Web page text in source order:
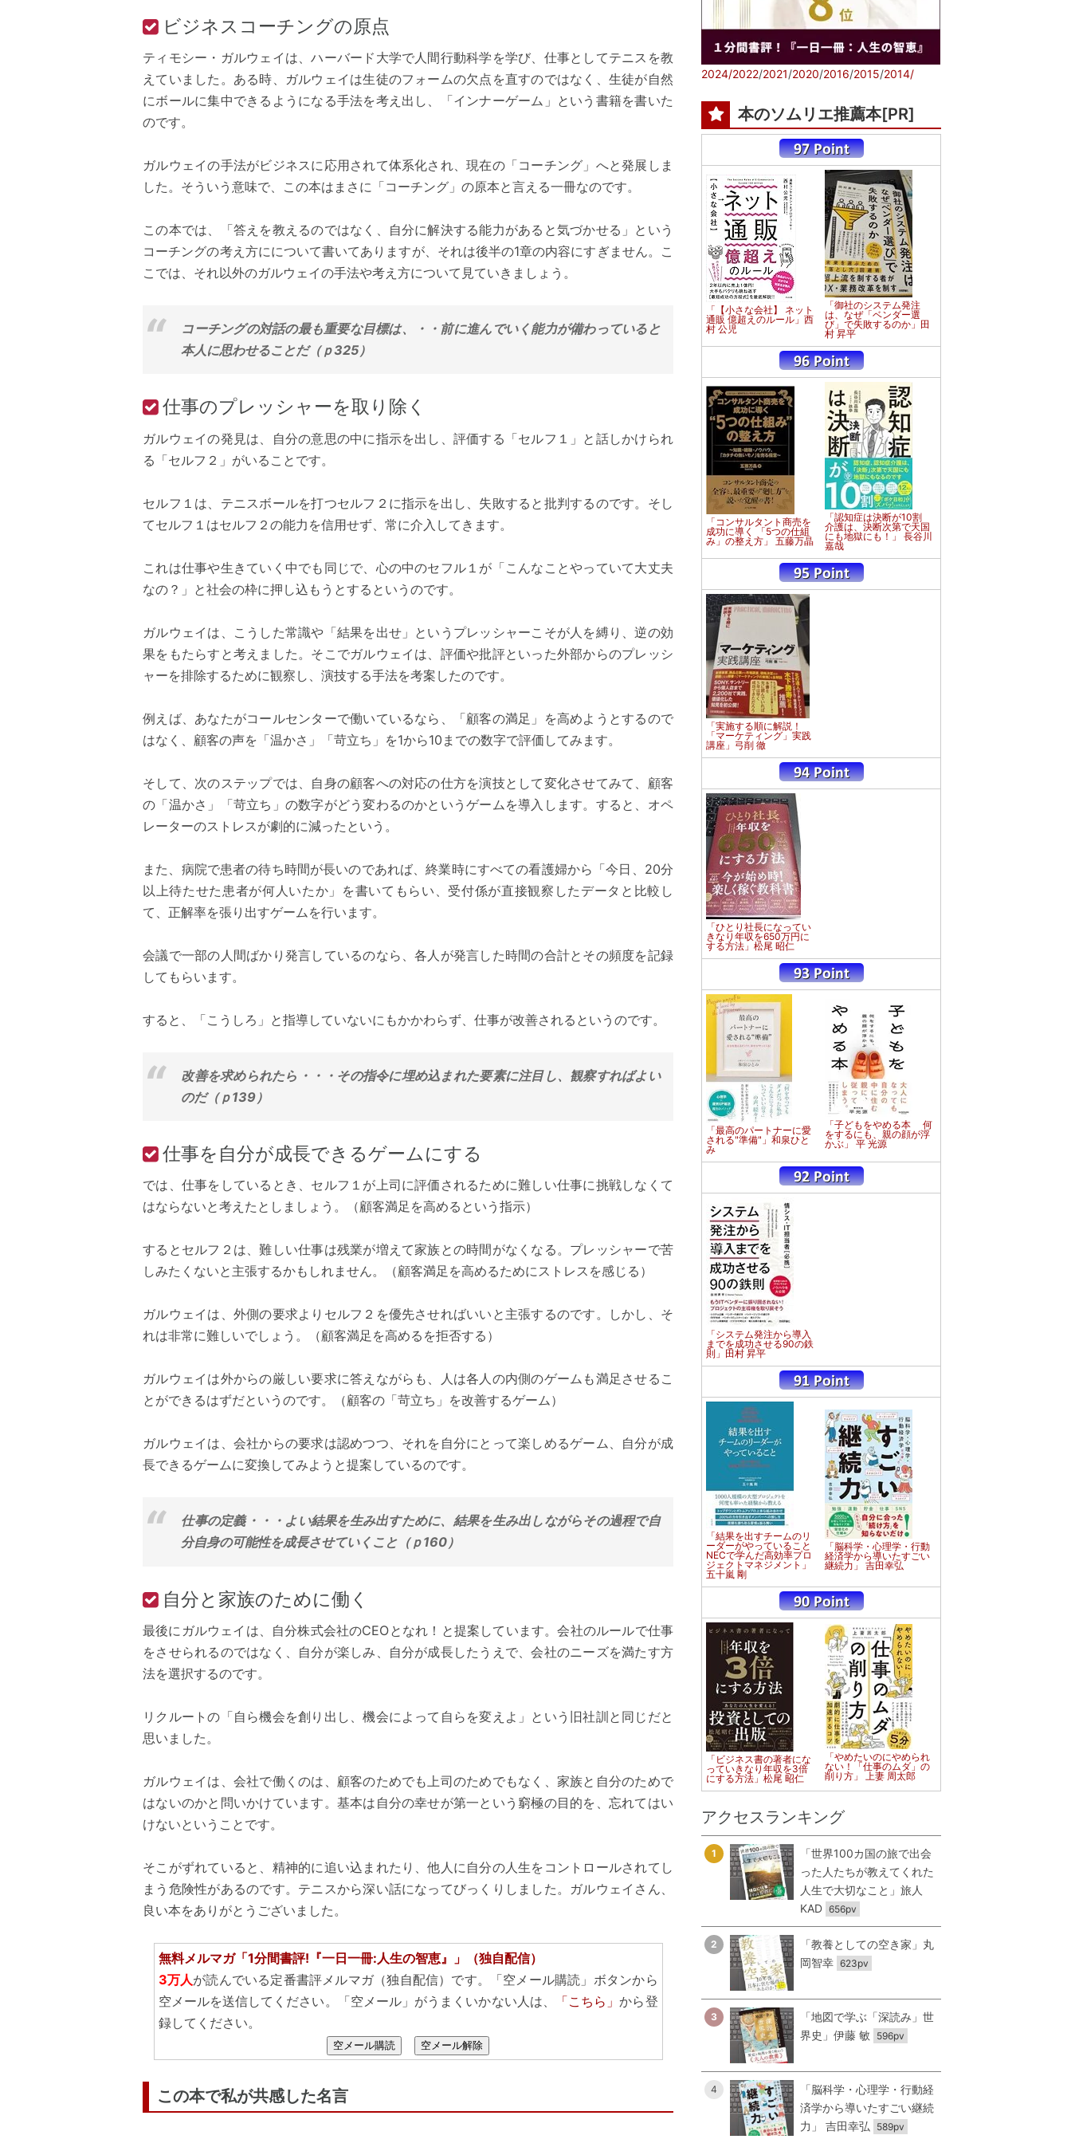
ビジネスコーチングの原点
ティモシー・ガルウェイは、ハーバード大学で人間行動科学を学び、仕事としてテニスを教
えていました。ある時、ガルウェイは生徒のフォームの欠点を直すのではなく、生徒が自然
にボールに集中できるようになる手法を考え出し、「インナーゲーム」という書籍を書いた
のです。
ガルウェイの手法がビジネスに応用されて体系化され、現在の「コーチング」へと発展しま
した。そういう意味で、この本はまさに「コーチング」の原本と言える一冊なのです。
この本では、「答えを教えるのではなく、自分に解決する能力があると気づかせる」という
コーチングの考え方にについて書いてありますが、それは後半の1章の内容にすぎません。こ
こでは、それ以外のガルウェイの手法や考え方について見ていきましょう。
コーチングの対話の最も重要な目標は、・・前に進んでいく能力が備わっていると
本人に思わせることだ（ｐ325）
仕事のプレッシャーを取り除く
ガルウェイの発見は、自分の意思の中に指示を出し、評価する「セルフ１」と話しかけられ
る「セルフ２」がいることです。
セルフ１は、テニスボールを打つセルフ２に指示を出し、失敗すると批判するのです。そし
てセルフ１はセルフ２の能力を信用せず、常に介入してきます。
これは仕事や生きていく中でも同じで、心の中のセフル１が「こんなことやっていて大丈夫
なの？」と社会の枠に押し込もうとするというのです。
ガルウェイは、こうした常識や「結果を出せ」というプレッシャーこそが人を縛り、逆の効
果をもたらすと考えました。そこでガルウェイは、評価や批評といった外部からのプレッシ
ャーを排除するために観察し、演技する手法を考案したのです。
例えば、あなたがコールセンターで働いているなら、「顧客の満足」を高めようとするので
はなく、顧客の声を「温かさ」「苛立ち」を1から10までの数字で評価してみます。
そして、次のステップでは、自身の顧客への対応の仕方を演技として変化させてみて、顧客
の「温かさ」「苛立ち」の数字がどう変わるのかというゲームを導入します。すると、オペ
レーターのストレスが劇的に減ったという。
また、病院で患者の待ち時間が長いのであれば、終業時にすべての看護婦から「今日、20分
以上待たせた患者が何人いたか」を書いてもらい、受付係が直接観察したデータと比較し
て、正解率を張り出すゲームを行います。
会議で一部の人間ばかり発言しているのなら、各人が発言した時間の合計とその頻度を記録
してもらいます。
すると、「こうしろ」と指導していないにもかかわらず、仕事が改善されるというのです。
改善を求められたら・・・その指令に埋め込まれた要素に注目し、観察すればよい
のだ（ｐ139）
仕事を自分が成長できるゲームにする
では、仕事をしているとき、セルフ１が上司に評価されるために難しい仕事に挑戦しなくて
はならないと考えたとしましょう。（顧客満足を高めるという指示）
するとセルフ２は、難しい仕事は残業が増えて家族との時間がなくなる。プレッシャーで苦
しみたくないと主張するかもしれません。（顧客満足を高めるためにストレスを感じる）
ガルウェイは、外側の要求よりセルフ２を優先させればいいと主張するのです。しかし、そ
れは非常に難しいでしょう。（顧客満足を高めるを拒否する）
ガルウェイは外からの厳しい要求に答えながらも、人は各人の内側のゲームも満足させるこ
とができるはずだというのです。（顧客の「苛立ち」を改善するゲーム）
ガルウェイは、会社からの要求は認めつつ、それを自分にとって楽しめるゲーム、自分が成
長できるゲームに変換してみようと提案しているのです。
仕事の定義・・・よい結果を生み出すために、結果を生み出しながらその過程で自
分自身の可能性を成長させていくこと（ｐ160）
自分と家族のために働く
最後にガルウェイは、自分株式会社のCEOとなれ！と提案しています。会社のルールで仕事
をさせられるのではなく、自分が楽しみ、自分が成長したうえで、会社のニーズを満たす方
法を選択するのです。
リクルートの「自ら機会を創り出し、機会によって自らを変えよ」という旧社訓と同じだと
思いました。
ガルウェイは、会社で働くのは、顧客のためでも上司のためでもなく、家族と自分のためで
はないのかと問いかけています。基本は自分の幸せが第一という窮極の目的を、忘れてはい
けないということです。
そこがずれていると、精神的に追い込まれたり、他人に自分の人生をコントロールされてし
まう危険性があるのです。テニスから深い話になってびっくりしました。ガルウェイさん、
良い本をありがとうございました。
無料メルマガ「1分間書評!『一日一冊:人生の智恵』」（独自配信）
3万人が読んでいる定番書評メルマガ（独自配信）です。「空メール購読」ボタンから
空メールを送信してください。「空メール」がうまくいかない人は、
「こちら」から登
録してください。
空メール購読 空メール解除
この本で私が共感した名言
2024/2022/2021/2020/2016/2015/2014/
本のソムリエ推薦本[PR]
「【小さな会社】 ネット
通販 億超えのルール」西
村 公児
「御社のシステム発注
は、なぜ「ベンダー選
び」で失敗するのか」田
村 昇平
「コンサルタント商売を
成功に導く 「5つの仕組
み」の整え方」 五藤万晶
「認知症は決断が10割
介護は、決断次第で天国
にも地獄にも！」 長谷川
嘉哉
「実施する順に解説！
「マーケティング」実践
講座」弓削 徹
「ひとり社長になってい
きなり年収を650万円に
する方法」松尾 昭仁
「最高のパートナーに愛
される"準備"」和泉ひと
み
「子どもをやめる本 何
をするにも、親の顔が浮
かぶ」 平 光源
「システム発注から導入
までを成功させる90の鉄
則」田村 昇平
「結果を出すチームのリ
ーダーがやっていること
NECで学んだ高効率プロ
ジェクトマネジメント」
五十嵐 剛
「脳科学・心理学・行動
経済学から導いたすごい
継続力」 吉田幸弘
「ビジネス書の著者にな
っていきなり年収を3倍
にする方法」松尾 昭仁
「やめたいのにやめられ
ない！「仕事のムダ」の
削り方」 上妻 周太郎
アクセスランキング
1
「世界100カ国の旅で出会
った人たちが教えてくれた
人生で大切なこと」旅人
KAD 656pv
2
「教養としての空き家」丸
岡智幸 623pv
3
「地図で学ぶ「深読み」世
界史」伊藤 敏
596pv
4
「脳科学・心理学・行動経
済学から導いたすごい継続
力」 吉田幸弘
589pv